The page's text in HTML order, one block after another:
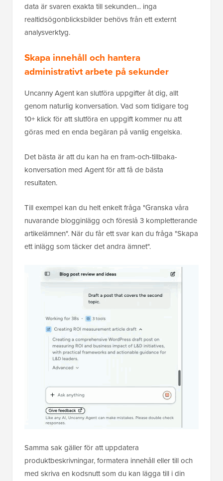
data är svaren exakta till sekunden... inga
realtidsögonblicksbilder behövs från ett externt
analysverktyg.
Skapa innehåll och hantera
administrativt arbete på sekunder
Uncanny Agent kan slutföra uppgifter åt dig, allt
genom naturlig konversation. Vad som tidigare tog
10+ klick för att slutföra en uppgift kommer nu att
göras med en enda begäran på vanlig engelska.
Det bästa är att du kan ha en fram-och-tillbaka-
konversation med Agent för att få de bästa
resultaten.
Till exempel kan du helt enkelt fråga "Granska våra
nuvarande blogginlägg och föreslå 3 kompletterande
artikelämnen". När du får ett svar kan du fråga "Skapa
ett inlägg som täcker det andra ämnet".
Samma sak gäller för att uppdatera
produktbeskrivningar, formatera innehåll eller till och
med skriva en kodsnutt som du kan lägga till i din